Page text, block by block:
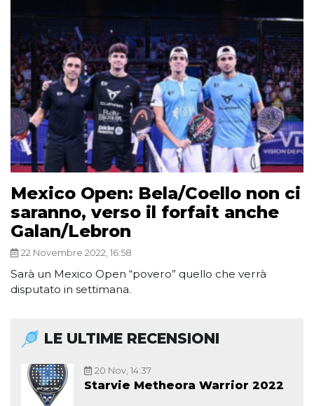
Mexico Open: Bela/Coello non ci
saranno, verso il forfait anche
Galan/Lebron
22 Novembre 2022, 16:58
Sarà un Mexico Open “povero” quello che verrà
disputato in settimana.
LE ULTIME RECENSIONI
20 Nov, 14:37
Starvie Metheora Warrior 2022